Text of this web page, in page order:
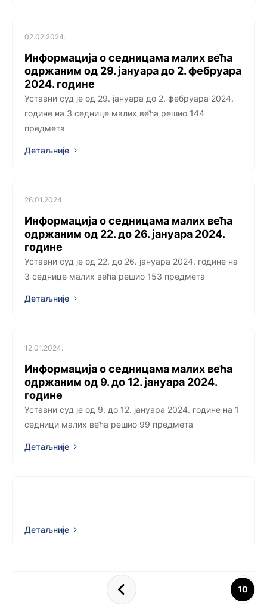
02.02.2024.
Информација о седницама малих већа
одржаним од 29. јануара до 2. фебруара
2024. године
Уставни суд је од 29. јануара до 2. фебруара 2024.
године на 3 седницe малих већа решио 144
предмета
Детаљније
26.01.2024.
Информација о седницама малих већа
одржаним од 22. до 26. јануара 2024.
године
Уставни суд је од 22. до 26. јануара 2024. године на
3 седницe малих већа решио 153 предмета
Детаљније
12.01.2024.
Информација о седницама малих већа
одржаним од 9. до 12. јануара 2024.
године
Уставни суд је од 9. до 12. јануара 2024. године на 1
седници малих већа решио 99 предмета
Детаљније
Детаљније
10